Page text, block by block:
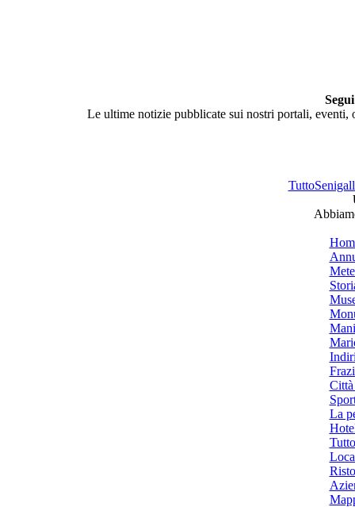
Le ultime notizie pubblicate sui nostri portali,
Città
La